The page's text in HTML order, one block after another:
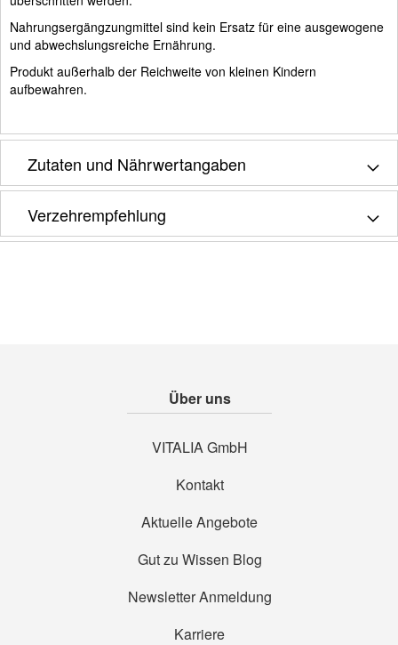
Nahrungsergängzungmittel sind kein Ersatz für eine ausgewogene
und abwechslungsreiche Ernährung.
Produkt außerhalb der Reichweite von kleinen Kindern
aufbewahren.
Zutaten und Nährwertangaben
Verzehrempfehlung
Über uns
VITALIA GmbH
Kontakt
Aktuelle Angebote
Gut zu Wissen Blog
Newsletter Anmeldung
Karriere